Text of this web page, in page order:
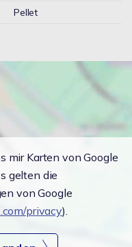
Pellet
mir Karten von Google
gelten die
von Google
privacy).